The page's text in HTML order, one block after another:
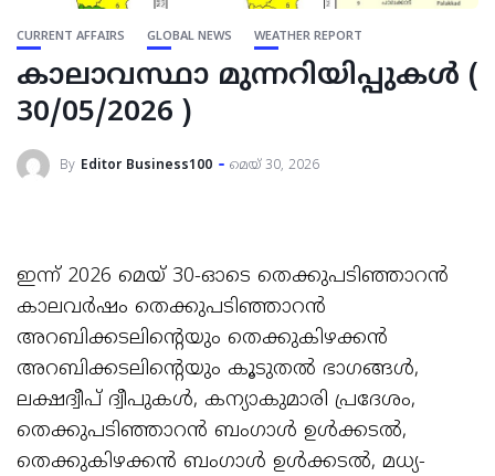
CURRENT AFFAIRS GLOBAL NEWS WEATHER REPORT
കാലാവസ്ഥാ മുന്നറിയിപ്പുകള്‍ (
30/05/2026 )
By Editor Business100 മെയ്‌ 30, 2026
ഇന്ന് 2026 മെയ് 30-ഓടെ തെക്കുപടിഞ്ഞാറൻ
കാലവർഷം തെക്കുപടിഞ്ഞാറൻ
അറബിക്കടലിന്റെയും തെക്കുകിഴക്കൻ
അറബിക്കടലിന്റെയും കൂടുതൽ ഭാഗങ്ങൾ,
ലക്ഷദ്വീപ് ദ്വീപുകൾ, കന്യാകുമാരി പ്രദേശം,
തെക്കുപടിഞ്ഞാറൻ ബംഗാൾ ഉൾക്കടൽ,
തെക്കുകിഴക്കൻ ബംഗാൾ ഉൾക്കടൽ, മധ്യ-